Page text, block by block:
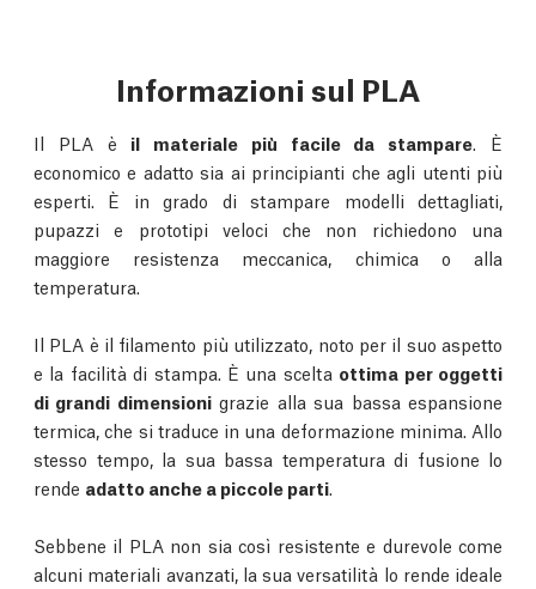
Informazioni sul PLA
Il PLA è il materiale più facile da stampare. È
economico e adatto sia ai principianti che agli utenti più
esperti. È in grado di stampare modelli dettagliati,
pupazzi e prototipi veloci che non richiedono una
maggiore resistenza meccanica, chimica o alla
temperatura.
Il PLA è il filamento più utilizzato, noto per il suo aspetto
e la facilità di stampa. È una scelta ottima per oggetti
di grandi dimensionigrazie alla sua bassa espansione
termica, che si traduce in una deformazione minima. Allo
stesso tempo, la sua bassa temperatura di fusione lo
rende adatto anche a piccole parti.
Sebbene il PLA non sia così resistente e durevole come
alcuni materiali avanzati, la sua versatilità lo rende ideale